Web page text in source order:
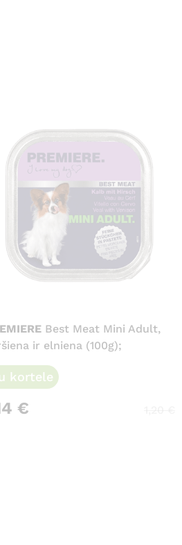
Best Meat Mini Adult,
ir elniena (100g);
kortele
€